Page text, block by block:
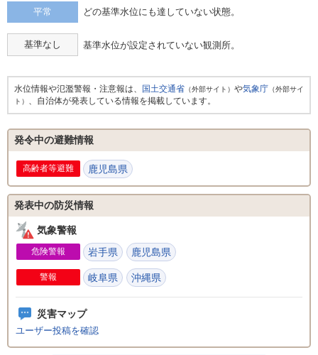
平常 どの基準水位にも達していない状態。
基準なし 基準水位が設定されていない観測所。
水位情報や氾濫警報・注意報は、 国土交通省 （外部サイト） や気象庁 （外部サイ
ト） 、自治体が発表している情報を掲載しています。
発令中の避難情報
高齢者等避難 鹿児島県
発表中の防災情報
気象警報
危険警報 岩手県 鹿児島県
警報 岐阜県 沖縄県
災害マップ
ユーザー投稿を確認